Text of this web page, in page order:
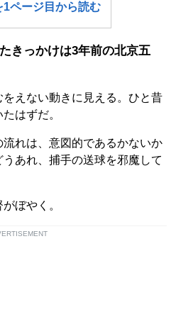
1ページ目から読む
きっかけは3年前の北京五
えない動きに見える。ひと昔
はずだ。
れは、意図的であるかないか
あれ、捕手の送球を邪魔して
ぼやく。